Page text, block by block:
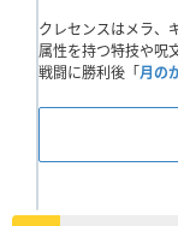
クレセンスはメラ、
属性を持つ特技や呪
戦闘に勝利後「月の